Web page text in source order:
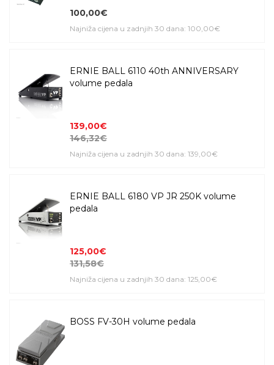
100,00€
Najniža cijena u zadnjih 30 dana: 100,00€
ERNIE BALL 6110 40th ANNIVERSARY
volume pedala
139,00€
146,32€
Najniža cijena u zadnjih 30 dana: 139,00€
ERNIE BALL 6180 VP JR 250K volume
pedala
125,00€
131,58€
Najniža cijena u zadnjih 30 dana: 125,00€
BOSS FV-30H volume pedala